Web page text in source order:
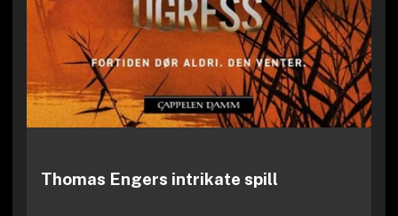
Thomas Engers intrikate spill